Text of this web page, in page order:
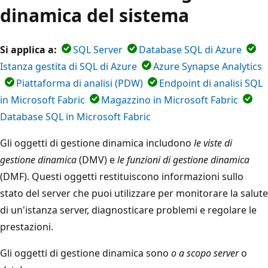
dinamica del sistema
Si applica a: SQL Server
Database SQL di Azure
Istanza gestita di SQL di Azure
Azure Synapse Analytics
Piattaforma di analisi (PDW)
Endpoint di analisi SQL
in Microsoft Fabric
Magazzino in Microsoft Fabric
Database SQL in Microsoft Fabric
Gli oggetti di gestione dinamica includono le viste di
gestione dinamica(DMV) ele funzioni di gestione dinamica
(DMF). Questi oggetti restituiscono informazioni sullo
stato del server che puoi utilizzare per monitorare la salute
di un'istanza server, diagnosticare problemi e regolare le
prestazioni.
Gli oggetti di gestione dinamica sono o a scopo servero